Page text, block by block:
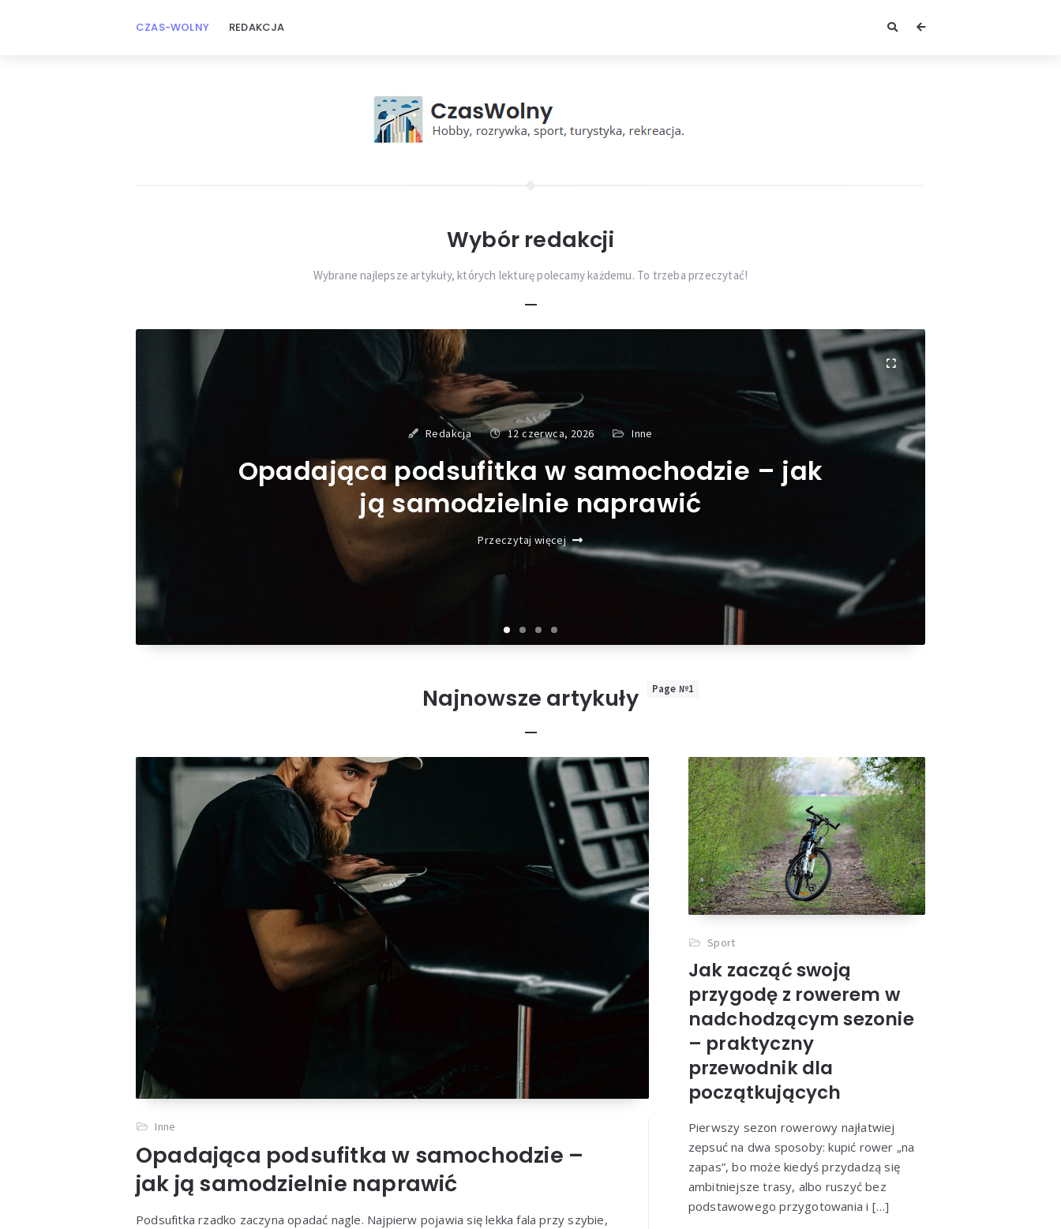
CZAS-WOLNY REDAKCJA
Wybór redakcji
Wybrane najlepsze artykuły, których lekturę polecamy każdemu. To trzeba przeczytać!
Redakcja 12 czerwca, 2026 Inne
Opadająca podsufitka w samochodzie – jak
ją samodzielnie naprawić
Przeczytaj więcej
21 stycznia, 2026
Jak zacząć swoją przygodę z rowerem w
nadchodzącym sezonie – praktyczny
przewodnik dla początkujących
Przeczytaj więcej
Turystyka, rekreacja, wypoczynek na świeżym powietrzu
Domek na Kaszubach – co naprawdę warto
zabrać na wakacyjny wyjazd latem i zimą
Najnowsze artykuły Page №1
Inne
Opadająca podsufitka w samochodzie –
jak ją samodzielnie naprawić
Podsufitka rzadko zaczyna opadać nagle. Najpierw pojawia się lekka fala przy szybie,
Sport
Jak zacząć swoją
przygodę z rowerem w
nadchodzącym sezonie
– praktyczny
przewodnik dla
początkujących
Pierwszy sezon rowerowy najłatwiej
zepsuć na dwa sposoby: kupić rower „na
zapas”, bo może kiedyś przydadzą się
ambitniejsze trasy, albo ruszyć bez
podstawowego przygotowania i […]